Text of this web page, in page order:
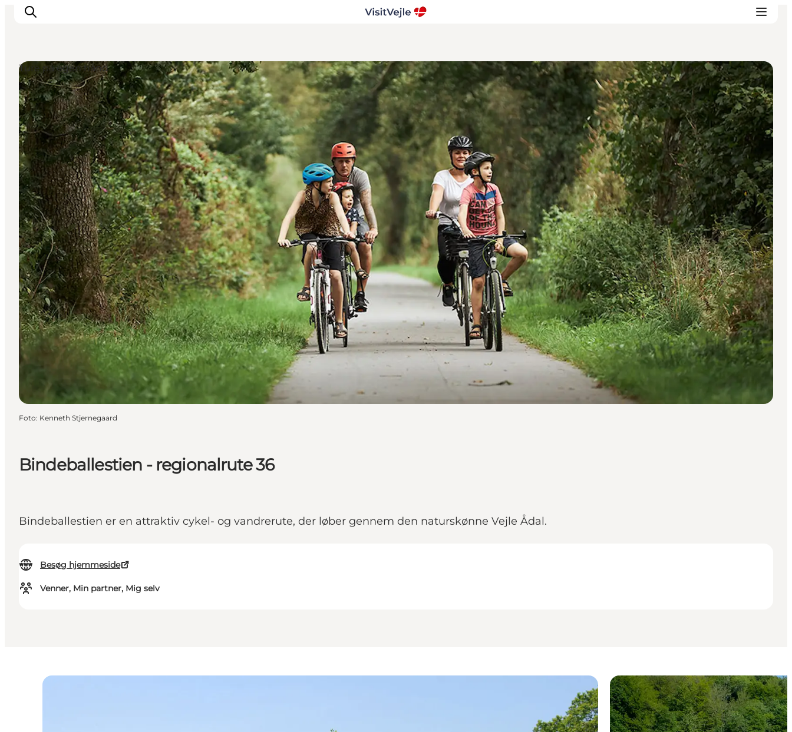
Oplevelser
Det sker
Planlæg dit besøg
Inspiration
Bindeballestien - regionalrute 36
Bindeballestien er en attraktiv cykel- og vandrerute, der løber gennem den naturskønne Vejle Ådal.
Besøg hjemmeside
Venner, Min partner, Mig selv
Ture på egen hånd
Foto: Kenneth Stjernegaard